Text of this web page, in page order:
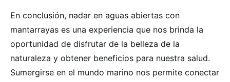
En conclusión, nadar en aguas abiertas con
mantarrayas es una experiencia que nos brinda la
oportunidad de disfrutar de la belleza de la
naturaleza y obtener beneficios para nuestra salud.
Sumergirse en el mundo marino nos permite conectar